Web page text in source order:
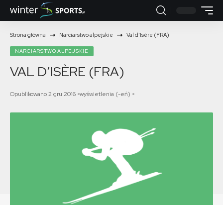
Strona główna Narciarstwo alpejskie Val d’Isère (FRA)
NARCIARSTWO ALPEJSKIE
VAL D’ISÈRE (FRA)
Opublikowano 2 gru 2016 wyświetlenia (-eń)